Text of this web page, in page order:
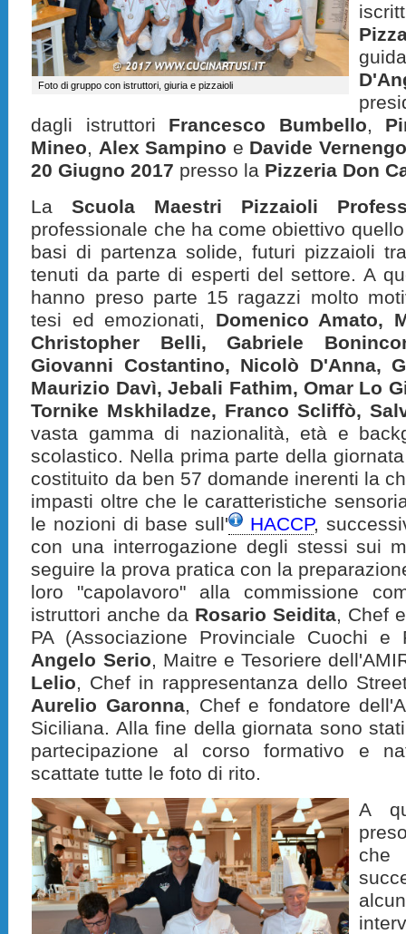
Foto di gruppo con istruttori, giuria e pizzaioli
dagli istruttori Francesco Bumbello,
Mineo, Alex Sampino e Davide Vernengo
20 Giugno 2017 presso la Pizzeria Don
LaScuola Maestri Pizzaioli
professionale che ha come obiettivo
basi di partenza solide, futuri pizzaioli
tenuti da parte di esperti del settore. A
hanno preso parte 15 ragazzi molto
tesi ed emozionati, Domenico Amato,
Christopher Belli, Gabriele
Giovanni Costantino, Nicolò D'Anna,
Maurizio Davì, Jebali Fathim, Omar Lo
Tornike Mskhiladze, Franco Scliffò,
vasta gamma di nazionalità, età e
scolastico. Nella prima parte della
costituito da ben 57 domande inerenti la
impasti oltre che le caratteristiche
le nozioni di base sull'
HACCP,
con una interrogazione degli stessi sui
seguire la prova pratica con la
loro "capolavoro" alla commissione
istruttori anche da Rosario Seidita, Chef
PA (Associazione Provinciale Cuochi e
Angelo Serio, Maitre e Tesoriere
Lelio, Chef in rappresentanza dello
Aurelio Garonna, Chef e fondatore
Siciliana. Alla fine della giornata sono
partecipazione al corso formativo e
scattate tutte le foto di rito.
A
che